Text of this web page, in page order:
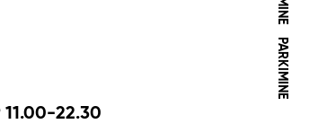
PARKIMINE
22.30